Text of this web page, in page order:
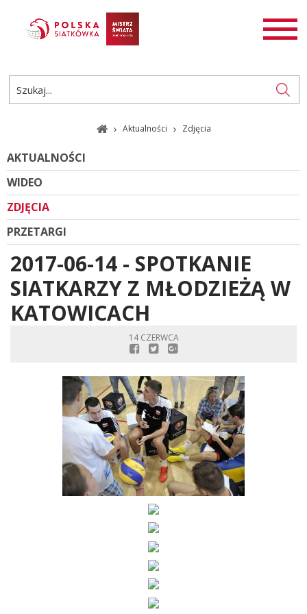
AKTUALNOŚCI
ROZGRYWKI
PL EN
Aktualności Zdjęcia
AKTUALNOŚCI
WIDEO
ZDJĘCIA
PRZETARGI
2017-06-14 - SPOTKANIE
SIATKARZY Z MŁODZIEŻĄ W
KATOWICACH
14 CZERWCA